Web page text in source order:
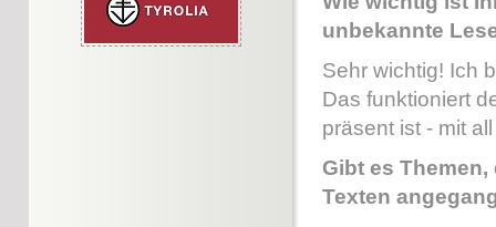
unbekannte
Sehr wichtig! Ich
Das funktioniert
präsent ist - mit
Gibt es
Texten